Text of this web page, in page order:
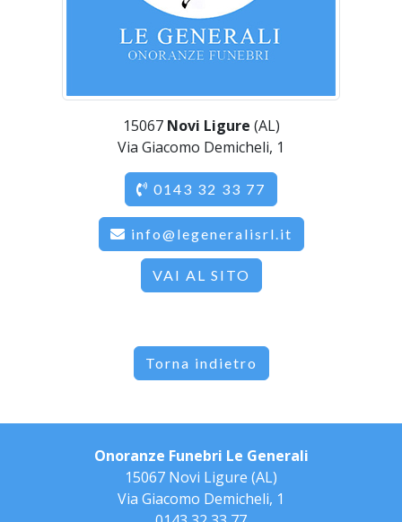
15067 Novi Ligure (AL)
Via Giacomo Demicheli, 1
0143 32 33 77
info@legeneralisrl.it
VAI AL SITO
Torna indietro
Onoranze Funebri Le Generali
15067 Novi Ligure (AL)
Via Giacomo Demicheli, 1